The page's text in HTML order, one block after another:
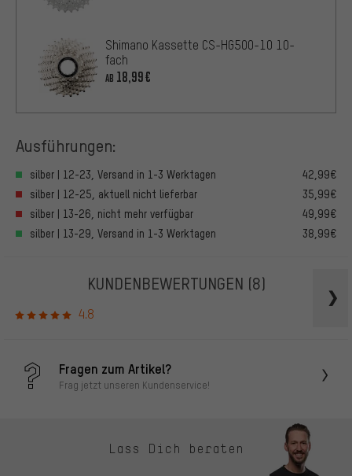
Shimano Kassette CS-HG500-10 10-
fach
AB 18,99€
Ausführungen:
silber | 12-23, Versand in 1-3 Werktagen
42,99€
silber | 12-25, aktuell nicht lieferbar
35,99€
silber | 13-26, nicht mehr verfügbar
49,99€
silber | 13-29, Versand in 1-3 Werktagen
38,99€
KUNDENBEWERTUNGEN (8)
4.8
Fragen zum Artikel?
Frag jetzt unseren Kundenservice!
Lass Dich beraten